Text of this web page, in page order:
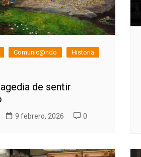
Comunic@ndo
Historia
de sentir
9 febrero, 2026 0